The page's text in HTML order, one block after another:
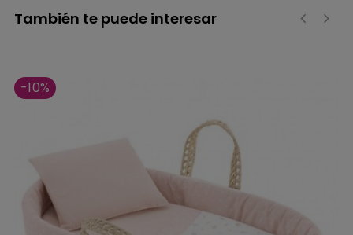
También te puede interesar
-10%